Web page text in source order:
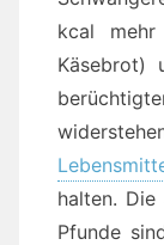
kcal
Käsebrot)
halten. Die
Pfunde